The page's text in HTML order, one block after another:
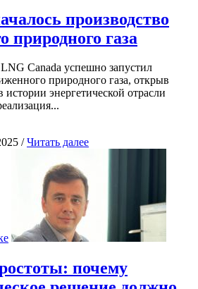
производство
природного газа
Canada успешно запустил
природного газа, открыв
энергетической отрасли
/Читать далее
почему